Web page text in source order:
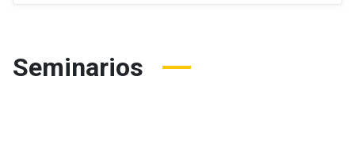
Seminarios